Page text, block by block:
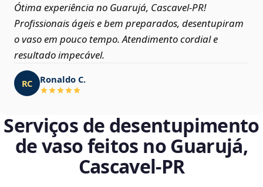
Ótima experiência no Guarujá, Cascavel‑PR!
Profissionais ágeis e bem preparados, desentupiram
o vaso em pouco tempo. Atendimento cordial e
resultado impecável.
RC Ronaldo C.
Serviços de desentupimento
de vaso feitos no Guarujá,
Cascavel‑PR